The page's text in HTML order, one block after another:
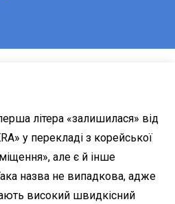
літера «залишилася» від
у перекладі з корейської
але є й інше
назва не випадкова, адже
високий швидкісний